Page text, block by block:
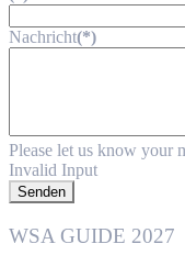
Nachricht(*)
Please let us know your
Invalid Input
Senden
WSA GUIDE 2027